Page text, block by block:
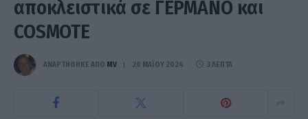
αποκλειστικά σε ΓΕΡΜΑΝΟ και
COSMOTE
ΑΝΑΡΤΗΘΗΚΕ ΑΠΟ MV 20 ΜΑΪ́ΟΥ 2024 3 ΛΕΠΤΆ